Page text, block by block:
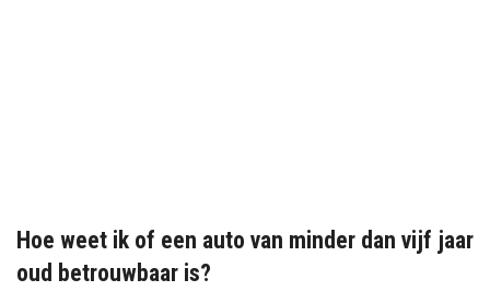
Hoe weet ik of een auto van minder dan vijf jaar
oud betrouwbaar is?